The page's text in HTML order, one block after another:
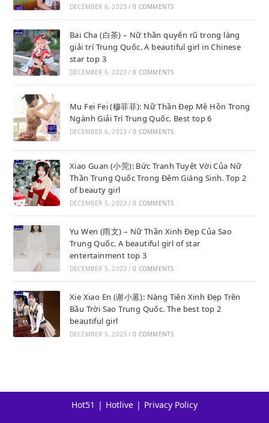
DECEMBER 6, 2023 / 0 COMMENTS
Bai Cha (白茶) – Nữ thần quyến rũ trong làng
giải trí Trung Quốc. A beautiful girl in Chinese
star top 3
DECEMBER 6, 2023 / 0 COMMENTS
Mu Fei Fei (穆菲菲): Nữ Thần Đẹp Mê Hồn Trong
Ngành Giải Trí Trung Quốc. Best top 6
DECEMBER 6, 2023 / 0 COMMENTS
Xiao Guan (小莞): Bức Tranh Tuyệt Vời Của Nữ
Thần Trung Quốc Trong Đêm Giáng Sinh. Top 2
of beauty girl
DECEMBER 5, 2023 / 0 COMMENTS
Yu Wen (雨文) – Nữ Thần Xinh Đẹp Của Sao
Trung Quốc. A beautiful girl of star
entertainment top 3
DECEMBER 5, 2023 / 0 COMMENTS
Xie Xiao En (谢小蒽): Nàng Tiên Xinh Đẹp Trên
Bầu Trời Sao Trung Quốc. The best top 2
beautiful girl
DECEMBER 5, 2023 / 0 COMMENTS
Hot51 Hotlive
Privacy Policy